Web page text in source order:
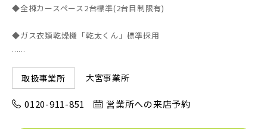
◆全棟カースペース2台標準(2台目制限有)
◆ガス衣類乾燥機「乾太くん」標準採用
......
取扱事業所 大宮事業所
0120-911-851 営業所への来店予約